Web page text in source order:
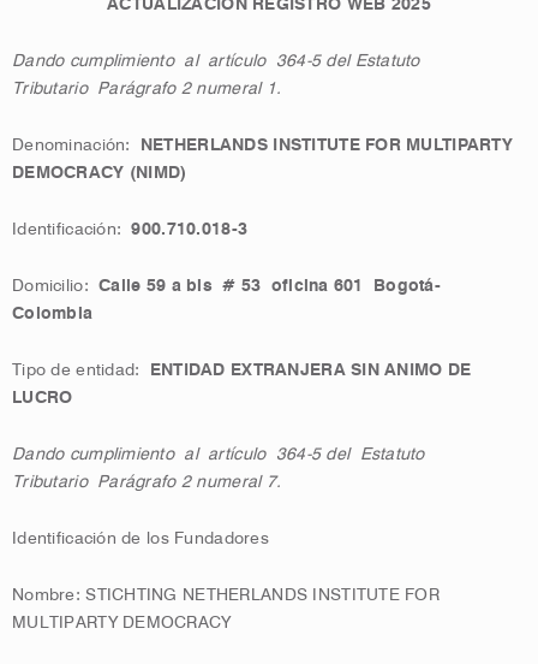
ACTUALIZACIÓN REGISTRO WEB 2025
Dando cumplimiento al artículo 364-5 del Estatuto
Tributario Parágrafo 2 numeral 1.
Denominación:
NETHERLANDS INSTITUTE FOR MULTIPARTY
DEMOCRACY (NIMD)
Identificación:900.710.018-3
Domicilio:Calle 59 a bis # 53 oficina 601 Bogotá-
Colombia
Tipo de entidad:
ENTIDAD EXTRANJERA SIN ANIMO DE
LUCRO
Dando cumplimiento al artículo 364-5 del Estatuto
Tributario Parágrafo 2 numeral 7.
Identificación de los Fundadores
Nombre: STICHTING NETHERLANDS INSTITUTE FOR
MULTIPARTY DEMOCRACY